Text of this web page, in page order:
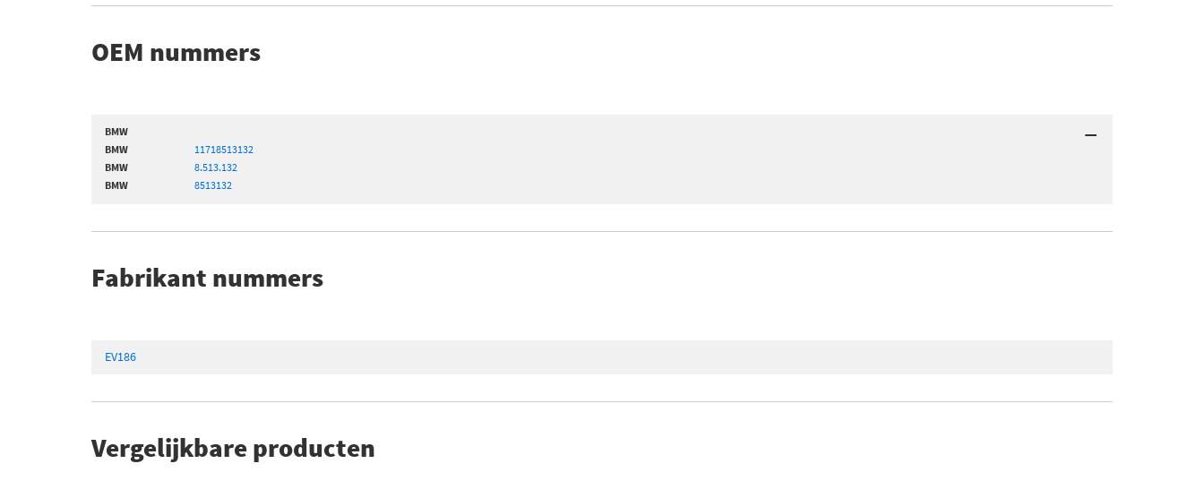
OEM nummers
BMW
BMW
11718513132
BMW
8.513.132
BMW
8513132
Fabrikant nummers
EV186
Vergelijkbare producten